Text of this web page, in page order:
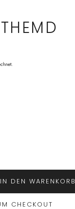
IN DEN WARENKORB
CHECKOUT